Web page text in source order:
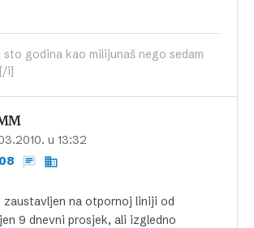
godina kao milijunaš nego sedam
i]
u 13:32
zaustavljen na otpornoj liniji od
9 dnevni prosjek, ali izgledno